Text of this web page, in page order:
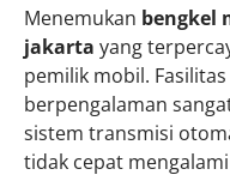
Menemukan bengkel
jakarta yang
pemilik mobil.
berpengalaman
sistem transmisi
tidak cepat